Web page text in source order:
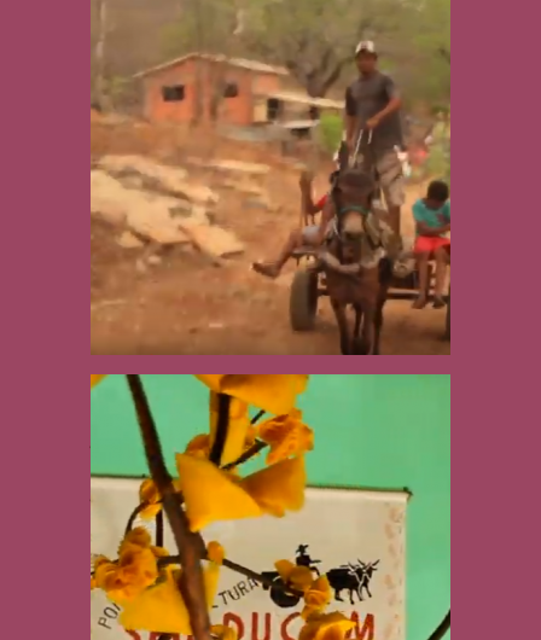
Manuelzinho-da-
Crôa: música,
dança e
artesanato
Mosaico Sertão
Veredas-Peruaçu:
viagem de
intercâmbio